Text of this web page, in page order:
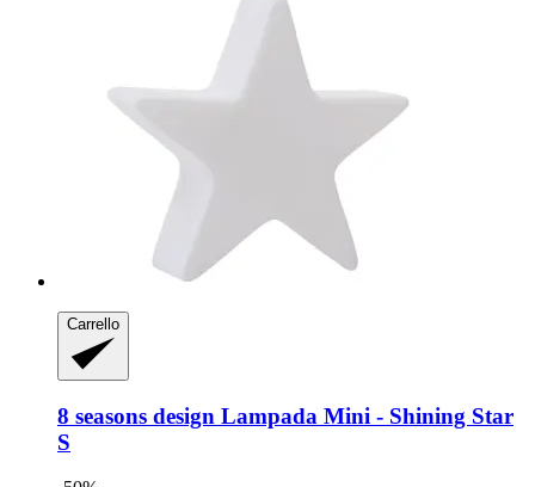
Carrello
8 seasons design Lampada Mini -​ Shining Star
S